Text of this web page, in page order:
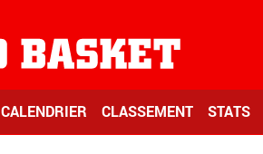
CALENDRIER CLASSEMENT STATS